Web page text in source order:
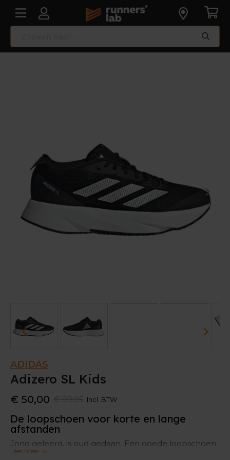
ADIDAS
Adizero SL Kids
€ 50,00 Incl. BTW
De loopschoen voor korte en lange
afstanden
Jong geleerd, is oud gedaan. Een goede loopschoen
voor je kids is daarom essentieel. Deze adidas Adizero
Lees meer